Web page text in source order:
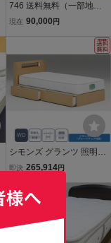
746 送料無料（一部地域
を除く）展示品 シモンズ
ッププレミアム シングル
ベッド 照明付
現在 90,000 円
シモンズ グランツ 照明付
引出付 ワイドダブル WD
部地域除く送料無料
即決 265,914円
本日終了